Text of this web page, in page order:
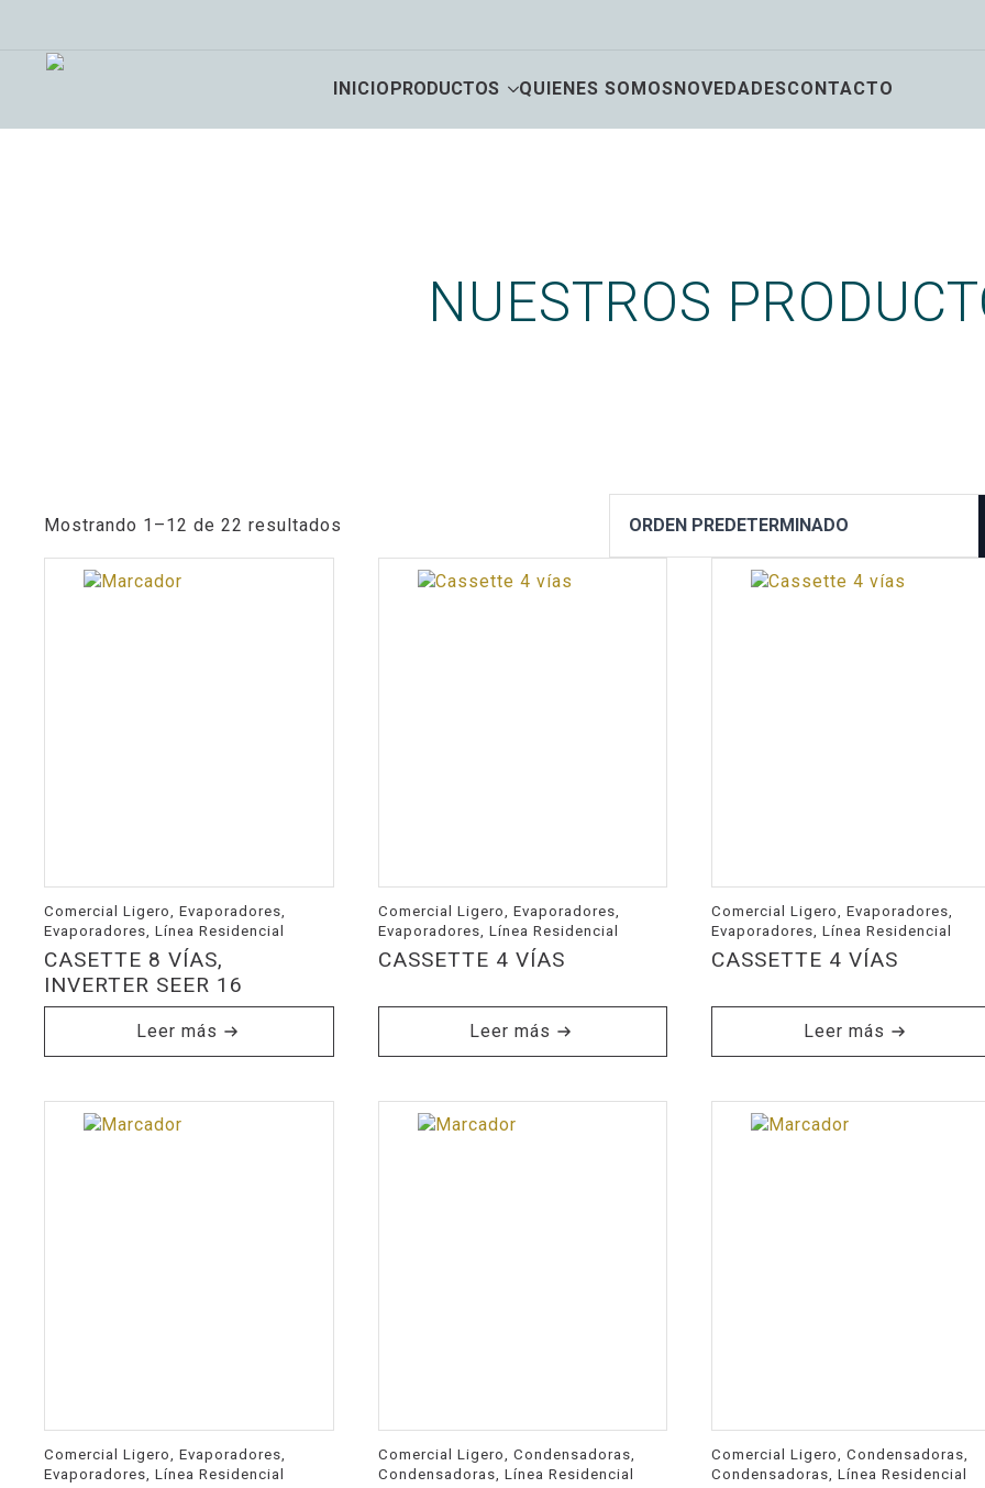
INICIOPRODUCTOS QUIENES SOMOSNOVEDADESCONTACTO
NUESTROS
Mostrando 1–12 de 22 resultados
Comercial Ligero, Evaporadores,
Evaporadores, Línea Residencial
CASETTE 8 VÍAS,
INVERTER SEER 16
Leer más
Comercial Ligero, Evaporadores,
Evaporadores, Línea Residencial
CASSETTE 4 VÍAS
Leer más
Comercial Ligero, Evaporadores,
Evaporadores, Línea Residencial
CASSETTE 4 VÍAS
Leer más
Comercial Ligero, Evaporadores,
Evaporadores, Línea Residencial
Comercial Ligero, Condensadoras,
Condensadoras, Línea Residencial
Comercial Ligero, Condensadoras,
Condensadoras, Línea Residencial